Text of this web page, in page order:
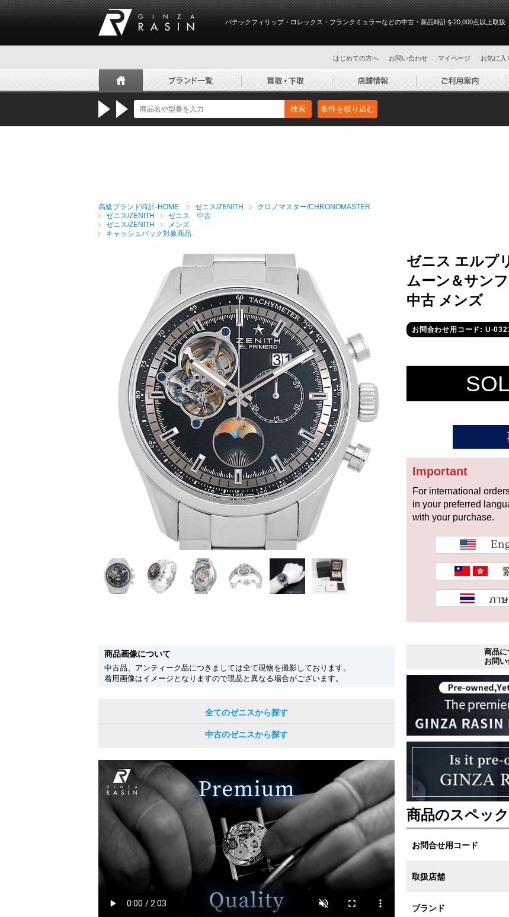
パテックフィリップ・ロレックス・フランクミュラーなどの中古・新品時計を20,000点以上取扱
はじめての方へ お問い合わせ マイページ お気に入
検索 条件を絞り込む
高級ブランド時計-HOME ゼニス/ZENITH
クロノマスター/CHRONOMASTER
ゼニス/ZENITH
ゼニス 中古
ゼニス/ZENITH
メンズ
キャッシュバック対象商品
ゼニス エルプ
ムーン＆サン
中古 メンズ
お問合わせ用コード: U-
Important
For international
in your preferred
with your purchase.
商品画像について
中古品、アンティーク品につきましては全て現物を撮影しております。
着用画像はイメージとなりますので現品と異なる場合がございます。
全てのゼニスから探す
中古のゼニスから探す
商品に
お問
商品のスペッ
お問合せ用コード
取扱店舗
ブランド